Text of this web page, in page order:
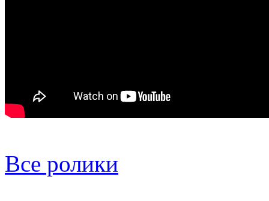
Все ролики